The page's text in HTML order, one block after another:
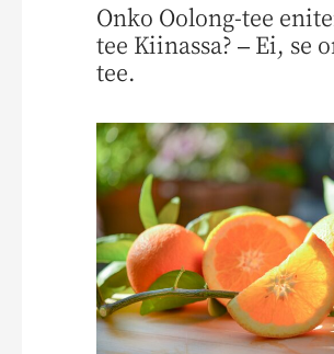
Onko Oolong-tee
tee Kiinassa? – Ei, se
tee.